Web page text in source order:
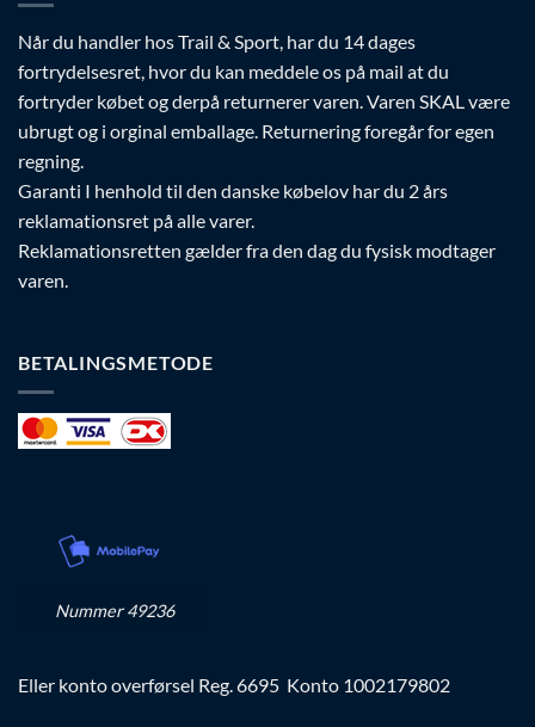
Når du handler hos Trail & Sport, har du 14 dages
fortrydelsesret, hvor du kan meddele os på mail at du
fortryder købet og derpå returnerer varen. Varen SKAL være
ubrugt og i orginal emballage. Returnering foregår for egen
regning.
Garanti I henhold til den danske købelov har du 2 års
reklamationsret på alle varer.
Reklamationsretten gælder fra den dag du fysisk modtager
varen.
BETALINGSMETODE
Nummer 49236
Eller konto overførsel Reg. 6695 Konto 1002179802